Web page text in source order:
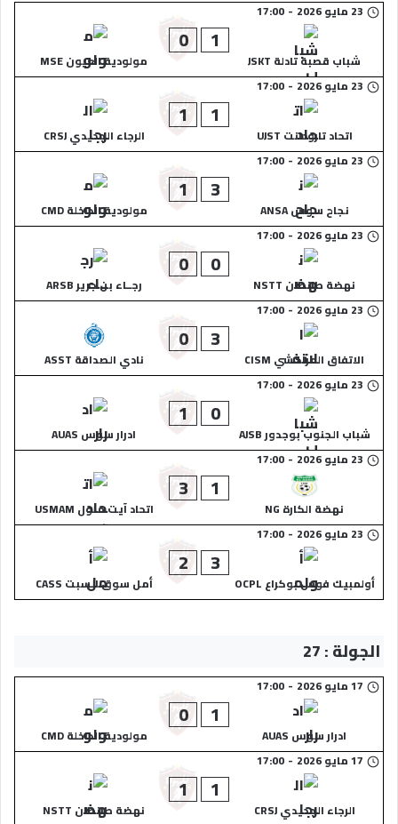
23 مايو 2026 -
17:00
شباب قصبة تادلة JSKT
1
0
مولودية العيون MSE
23 مايو 2026
-
17:00
اتحاد تارودانت UJST
1
1
الرجاء الجديدي CRSJ
23 مايو 2026
-
17:00
نجاح سوس ANSA
3
1
مولودية الداخلة CMD
23 مايو 2026
-
17:00
نهضة طانطان NSTT
0
0
رجــاء بن جرير ARSB
23 مايو 2026
-
17:00
الاتفاق المراكشي CISM
3
0
نادي الصداقة ASST
23 مايو 2026
-
17:00
شباب الجنوب بوجدور AJSB
0
1
ادرار سوس AUAS
23 مايو 2026
-
17:00
نهضة الكارة NG
1
3
اتحاد آيت ملول USMAM
23 مايو 2026
-
17:00
أولمبيك فوس بوكراع OCPL
3
2
أمل سوق السبت CASS
الجولة : 27
17 مايو 2026 -
17:00
ادرار سوس AUAS
1
0
مولودية الداخلة CMD
17 مايو 2026
-
17:00
الرجاء الجديدي CRSJ
1
1
نهضة طانطان NSTT